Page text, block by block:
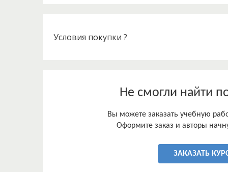
Условия покупки ?
Не смогли найти
Вы можете заказать учебную
Оформите заказ и авторы
ЗАКАЗАТЬ